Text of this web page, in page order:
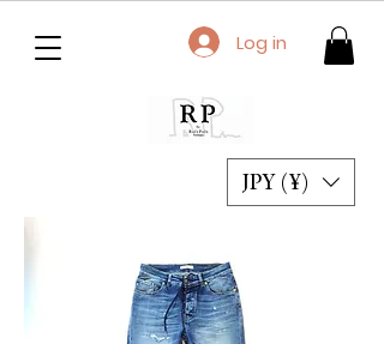
JPY (¥)
Log in